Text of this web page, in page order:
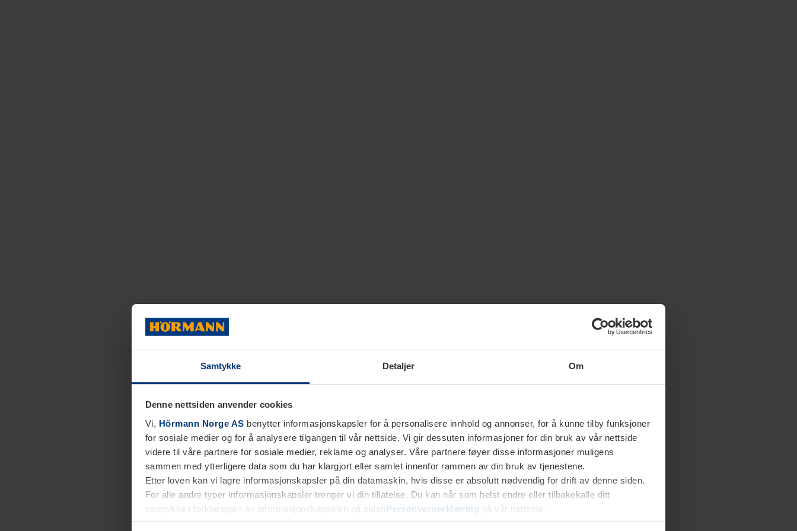
Samtykke Detaljer Om
Denne nettsiden anvender cookies
Vi, Hörmann Norge AS benytter informasjonskapsler for å personalisere innhold og annonser, for å kunne tilby funksjoner
for sosiale medier og for å analysere tilgangen til vår nettside. Vi gir dessuten informasjoner for din bruk av vår nettside
videre til våre partnere for sosiale medier, reklame og analyser. Våre partnere føyer disse informasjoner muligens
sammen med ytterligere data som du har klargjort eller samlet innenfor rammen av din bruk av tjenestene.
Etter loven kan vi lagre informasjonskapsler på din datamaskin, hvis disse er absolutt nødvendig for drift av denne siden.
For alle andre typer informasjonskapsler trenger vi din tillatelse. Du kan når som helst endre eller tilbakekalle ditt
samtykke i forklaringen av informasjonskapselen på sidenPersonvernerklæring på vår nettside.